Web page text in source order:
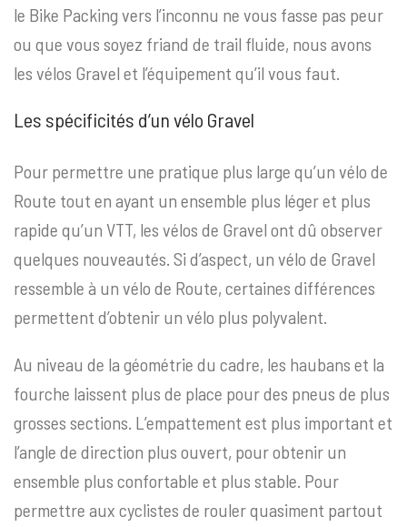
le Bike Packing vers l’inconnu ne vous fasse pas peur
ou que vous soyez friand de trail fluide, nous avons
les vélos Gravel et l’équipement qu’il vous faut.
Les spécificités d’un vélo Gravel
Pour permettre une pratique plus large qu’un vélo de
Route tout en ayant un ensemble plus léger et plus
rapide qu’un VTT, les vélos de Gravel ont dû observer
quelques nouveautés. Si d’aspect, un vélo de Gravel
ressemble à un vélo de Route, certaines différences
permettent d’obtenir un vélo plus polyvalent.
Au niveau de la géométrie du cadre, les haubans et la
fourche laissent plus de place pour des pneus de plus
grosses sections. L’empattement est plus important et
l’angle de direction plus ouvert, pour obtenir un
ensemble plus confortable et plus stable. Pour
permettre aux cyclistes de rouler quasiment partout